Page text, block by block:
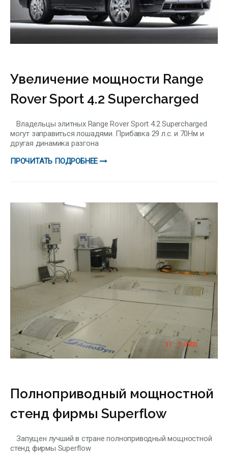
Увеличение мощности Range
Rover Sport 4.2 Supercharged
Владельцы элитных Range Rover Sport 4.2 Supercharged
могут заправиться лошадями. Прибавка 29 л.с. и 70Нм и
другая динамика разгона
ПРОЧИТАТЬ ПОДРОБНЕЕ
Полноприводный мощностной
стенд фирмы Superflow
Запущен лучший в стране полноприводный мощностной
стенд фирмы Superflow